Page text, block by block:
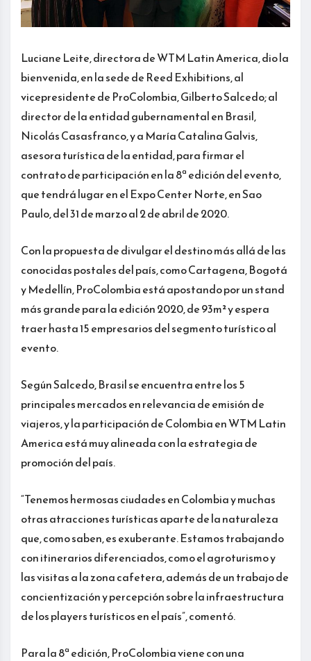
Luciane Leite, directora de WTM Latin America, dio la
bienvenida, en la sede de Reed Exhibitions, al
vicepresidente de ProColombia, Gilberto Salcedo; al
director de la entidad gubernamental en Brasil,
Nicolás Casasfranco, y a María Catalina Galvis,
asesora turística de la entidad, para firmar el
contrato de participación en la 8ª edición del evento,
que tendrá lugar en el Expo Center Norte, en Sao
Paulo, del 31 de marzo al 2 de abril de 2020.
Con la propuesta de divulgar el destino más allá de las
conocidas postales del país, como Cartagena, Bogotá
y Medellín, ProColombia está apostando por un stand
más grande para la edición 2020, de 93m² y espera
traer hasta 15 empresarios del segmento turístico al
evento.
Según Salcedo, Brasil se encuentra entre los 5
principales mercados en relevancia de emisión de
viajeros, y la participación de Colombia en WTM Latin
America está muy alineada con la estrategia de
promoción del país.
“Tenemos hermosas ciudades en Colombia y muchas
otras atracciones turísticas aparte de la naturaleza
que, como saben, es exuberante. Estamos trabajando
con itinerarios diferenciados, como el agroturismo y
las visitas a la zona cafetera, además de un trabajo de
concientización y percepción sobre la infraestructura
de los players turísticos en el país”, comentó.
Para la 8ª edición, ProColombia viene con una